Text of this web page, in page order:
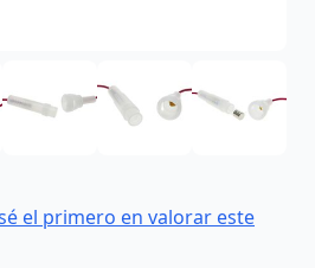
el primero en valorar este